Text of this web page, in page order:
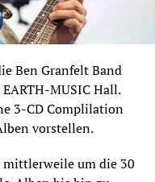
Ben Granfelt Band
MUSIC Hall.
3-CD Complilation
vorstellen.
mittlerweile um die 30